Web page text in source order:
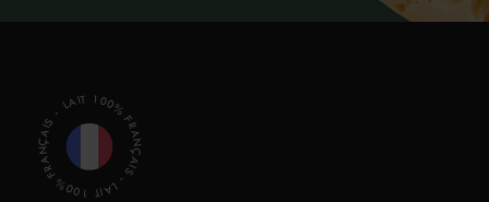
LAIT 100% FRANÇAIS - LAIT 100% FRANÇAIS -